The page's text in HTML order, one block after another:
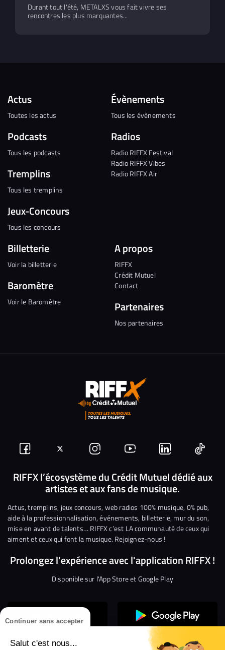
Continuer sans accepter
Salut c'est nous...
Durant tout l'été, METALXS vous fait vivre ses
rencontres les plus marquantes...
Actus
Toutes les actus
Podcasts
Tous les podcasts
Tremplins
Tous les tremplins
Jeux-Concours
Tous les concours
Évènements
Tous les évènements
Radios
Radio RIFFX Festival
Radio RIFFX Vibes
Radio RIFFX Air
Billetterie
Voir la billetterie
Baromètre
Voir le Baromètre
A propos
RIFFX
Crédit Mutuel
Contact
Partenaires
Nos partenaires
Suivez-
nous
Facebook
Suivez-
nous
sur
Twitter
Nous
rejoindre
sur
Instagram
Nous
rejoindre
sur
YouTube
Nous
rejoindre
sur
Linkedin
Nous
RIFFX l’écosystème du Crédit Mutuel dédié aux
artistes et aux fans de musique.
Actus, tremplins, jeux concours, web radios 100% musique, 0% pub,
aide à la professionnalisation, événements, billetterie, mur du son,
mise en avant de talents… RIFFX c’est LA communauté de ceux qui
aiment et ceux qui font la musique. Rejoignez-nous !
Prolongez l'expérience avec l'application RIFFX !
Disponible sur l'App Store et Google Play